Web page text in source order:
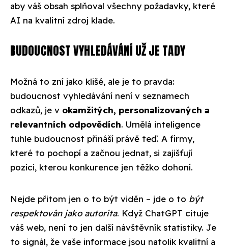
aby váš obsah splňoval všechny požadavky, které
AI na kvalitní zdroj klade.
BUDOUCNOST VYHLEDÁVÁNÍ UŽ JE TADY
Možná to zní jako klišé, ale je to pravda:
budoucnost vyhledávání není v seznamech
odkazů, je v okamžitých, personalizovaných a
relevantních odpovědích. Umělá inteligence
tuhle budoucnost přináší právě teď. A firmy,
které to pochopí a začnou jednat, si zajišťují
pozici, kterou konkurence jen těžko dohoní.
Nejde přitom jen o to být viděn – jde o to být
respektován jako autorita. Když ChatGPT cituje
váš web, není to jen další návštěvník statistiky. Je
to signál, že vaše informace jsou natolik kvalitní a